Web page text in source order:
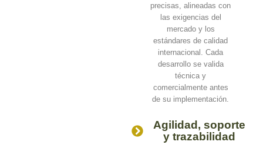
precisas, alineadas con
las exigencias del
mercado y los
estándares de calidad
internacional. Cada
desarrollo se valida
técnica y
comercialmente antes
de su implementación.
Agilidad, soporte
y trazabilidad